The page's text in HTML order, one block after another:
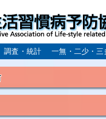
調査・統計 一無・二少・三